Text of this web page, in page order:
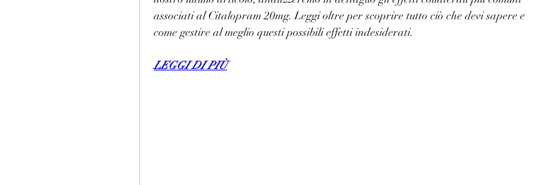
associati al Citalopram 20mg. Leggi oltre per scoprire tutto ciò che devi sapere e
come gestire al meglio questi possibili effetti indesiderati.
LEGGI DI PIÙ